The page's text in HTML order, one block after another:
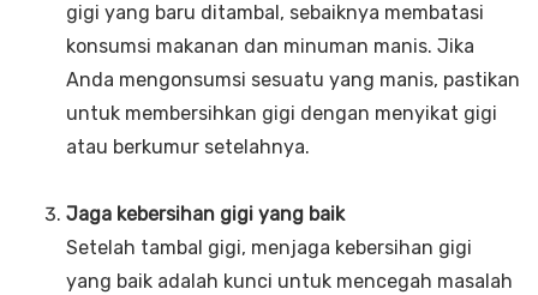
gigi yang baru ditambal, sebaiknya membatasi
konsumsi makanan dan minuman manis. Jika
Anda mengonsumsi sesuatu yang manis, pastikan
untuk membersihkan gigi dengan menyikat gigi
atau berkumur setelahnya.
Jaga kebersihan gigi yang baik
Setelah tambal gigi, menjaga kebersihan gigi
yang baik adalah kunci untuk mencegah masalah